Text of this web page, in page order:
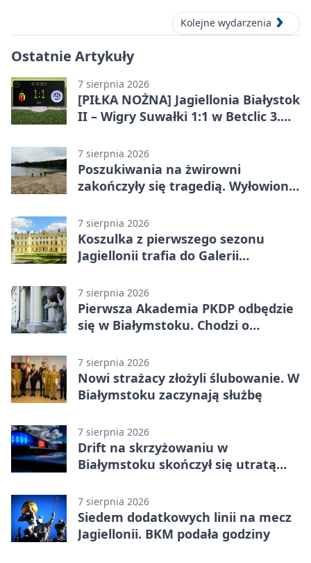
Kolejne wydarzenia
Ostatnie Artykuły
7 sierpnia 2026
[PIŁKA NOŻNA] Jagiellonia Białystok
II – Wigry Suwałki 1:1 w Betclic 3.
7 sierpnia 2026
Poszukiwania na żwirowni
zakończyły się tragedią. Wyłowiono
7 sierpnia 2026
Koszulka z pierwszego sezonu
Jagiellonii trafia do Galerii
7 sierpnia 2026
Pierwsza Akademia PKDP odbędzie
się w Białymstoku. Chodzi o
7 sierpnia 2026
Nowi strażacy złożyli ślubowanie. W
Białymstoku zaczynają służbę
7 sierpnia 2026
Drift na skrzyżowaniu w
Białymstoku skończył się utratą
7 sierpnia 2026
Siedem dodatkowych linii na mecz
Jagiellonii. BKM podała godziny